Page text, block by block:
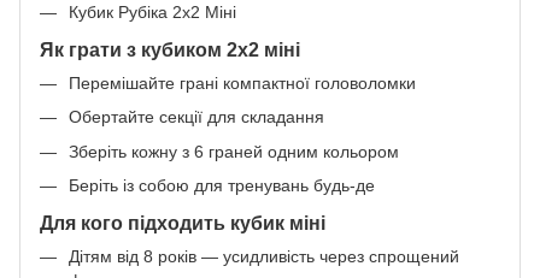
Кубик Рубіка 2х2 Міні
Як грати з кубиком 2х2 міні
Перемішайте грані компактної головоломки
Обертайте секції для складання
Зберіть кожну з 6 граней одним кольором
Беріть із собою для тренувань будь-де
Для кого підходить кубик міні
Дітям від 8 років — усидливість через спрощений